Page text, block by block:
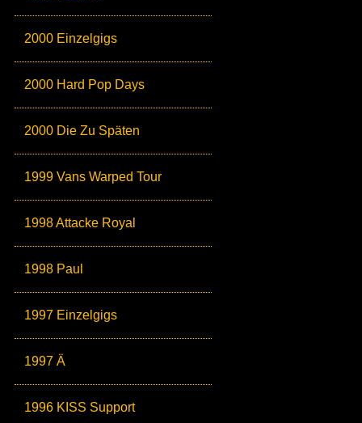
2000 Einzelgigs
2000 Hard Pop Days
2000 Die Zu Späten
1999 Vans Warped Tour
1998 Attacke Royal
1998 Paul
1997 Einzelgigs
1997 Ä
1996 KISS Support